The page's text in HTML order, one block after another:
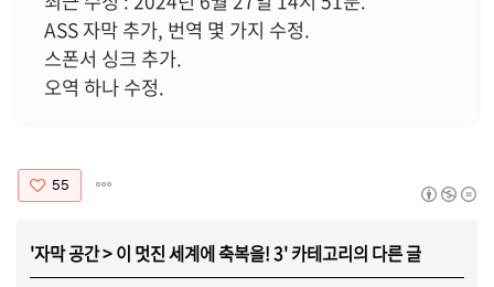
ASS 자막 추가, 번역 몇 가지 수정.
스폰서 싱크 추가.
오역 하나 수정.
55
'자막 공간>이 멋진 세계에 축복을! 3' 카테고리의 다른 글